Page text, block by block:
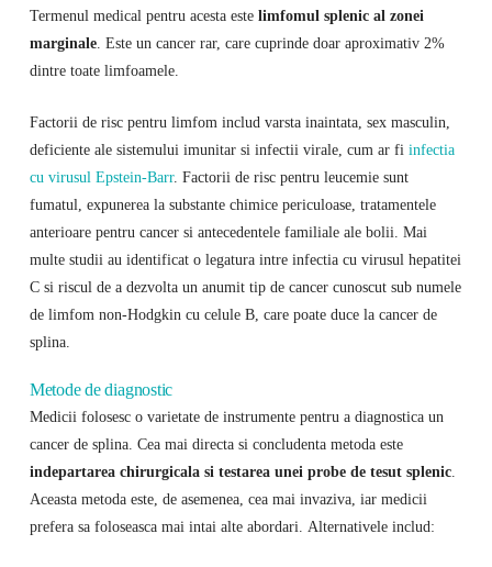
Termenul medical pentru acesta este limfomul splenic al zonei
marginale. Este un cancer rar, care cuprinde doar aproximativ 2%
dintre toate limfoamele.
Factorii de risc pentru limfom includ varsta inaintata, sex masculin,
deficiente ale sistemului imunitar si infectii virale, cum ar fi infectia
cu virusul Epstein-Barr. Factorii de risc pentru leucemie sunt
fumatul, expunerea la substante chimice periculoase, tratamentele
anterioare pentru cancer si antecedentele familiale ale bolii. Mai
multe studii au identificat o legatura intre infectia cu virusul hepatitei
C si riscul de a dezvolta un anumit tip de cancer cunoscut sub numele
de limfom non-Hodgkin cu celule B, care poate duce la cancer de
splina.
Metode de diagnostic
Medicii folosesc o varietate de instrumente pentru a diagnostica un
cancer de splina. Cea mai directa si concludenta metoda este
indepartarea chirurgicala si testarea unei probe de tesut splenic.
Aceasta metoda este, de asemenea, cea mai invaziva, iar medicii
prefera sa foloseasca mai intai alte abordari. Alternativele includ: